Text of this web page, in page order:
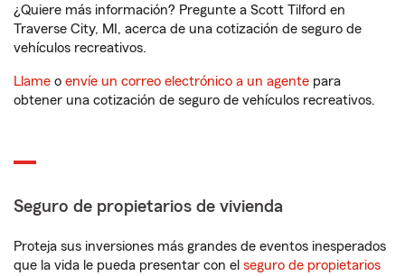
¿Quiere más información? Pregunte a Scott Tilford en
Traverse City, MI, acerca de una cotización de seguro de
vehículos recreativos.
Llame o envíe un correo electrónico a un agente para
obtener una cotización de seguro de vehículos recreativos.
Seguro de propietarios de vivienda
Proteja sus inversiones más grandes de eventos inesperados
que la vida le pueda presentar con el seguro de propietarios